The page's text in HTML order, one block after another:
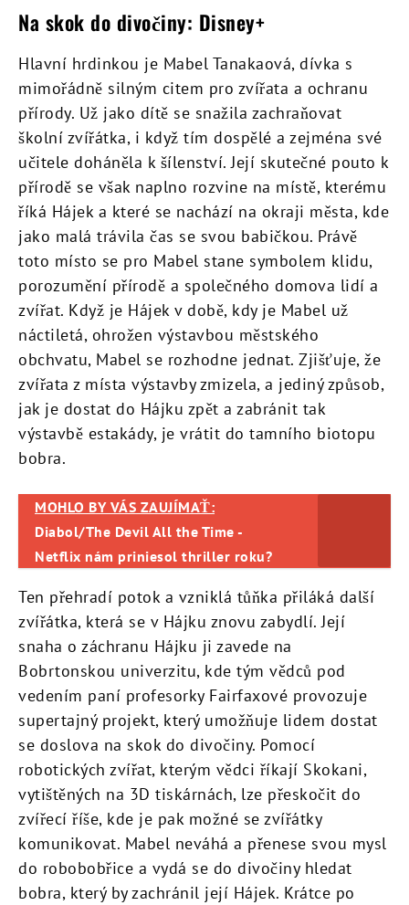
Na skok do divočiny: Disney+
Hlavní hrdinkou je Mabel Tanakaová, dívka s
mimořádně silným citem pro zvířata a ochranu
přírody. Už jako dítě se snažila zachraňovat
školní zvířátka, i když tím dospělé a zejména své
učitele doháněla k šílenství. Její skutečné pouto k
přírodě se však naplno rozvine na místě, kterému
říká Hájek a které se nachází na okraji města, kde
jako malá trávila čas se svou babičkou. Právě
toto místo se pro Mabel stane symbolem klidu,
porozumění přírodě a společného domova lidí a
zvířat. Když je Hájek v době, kdy je Mabel už
náctiletá, ohrožen výstavbou městského
obchvatu, Mabel se rozhodne jednat. Zjišťuje, že
zvířata z místa výstavby zmizela, a jediný způsob,
jak je dostat do Hájku zpět a zabránit tak
výstavbě estakády, je vrátit do tamního biotopu
bobra.
MOHLO BY VÁS ZAUJÍMAŤ:
Diabol/The Devil All the Time -
Netflix nám priniesol thriller roku?
Ten přehradí potok a vzniklá tůňka přiláká další
zvířátka, která se v Hájku znovu zabydlí. Její
snaha o záchranu Hájku ji zavede na
Bobrtonskou univerzitu, kde tým vědců pod
vedením paní profesorky Fairfaxové provozuje
supertajný projekt, který umožňuje lidem dostat
se doslova na skok do divočiny. Pomocí
robotických zvířat, kterým vědci říkají Skokani,
vytištěných na 3D tiskárnách, lze přeskočit do
zvířecí říše, kde je pak možné se zvířátky
komunikovat. Mabel neváhá a přenese svou mysl
do robobobřice a vydá se do divočiny hledat
bobra, který by zachránil její Hájek. Krátce po